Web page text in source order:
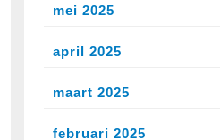
mei 2025
april 2025
maart 2025
februari 2025